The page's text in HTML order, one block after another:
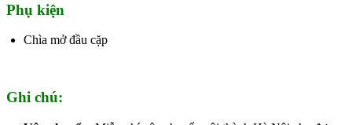
Phụ kiện
Chìa mở đầu cặp
Ghi chú: